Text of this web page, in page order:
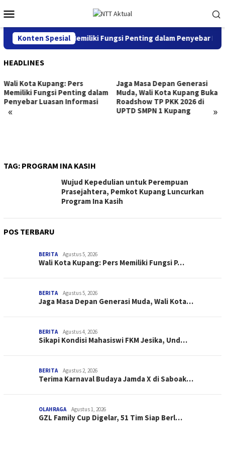
ke
kontenMobile
Konten Spesial
Kota Kupang: Pers Memiliki Fungsi Penting dalam Penyebar
HEADLINES
« »
Wali Kota Kupang: Pers
Memiliki Fungsi Penting dalam
Penyebar Luasan Informasi
Jaga Masa Depan Generasi
Muda, Wali Kota Kupang Buka
Roadshow TP PKK 2026 di
UPTD SMPN 1 Kupang
TAG: PROGRAM INA KASIH
Wujud Kepedulian untuk Perempuan
Prasejahtera, Pemkot Kupang Luncurkan
Program Ina Kasih
POS TERBARU
BERITA Agustus 5, 2026
Wali Kota Kupang: Pers Memiliki Fungsi P…
BERITA Agustus 5, 2026
Jaga Masa Depan Generasi Muda, Wali Kota…
BERITA Agustus 4, 2026
Sikapi Kondisi Mahasiswi FKM Jesika, Und…
BERITA Agustus 2, 2026
Terima Karnaval Budaya Jamda X di Saboak…
OLAHRAGA Agustus 1, 2026
GZL Family Cup Digelar, 51 Tim Siap Berl…